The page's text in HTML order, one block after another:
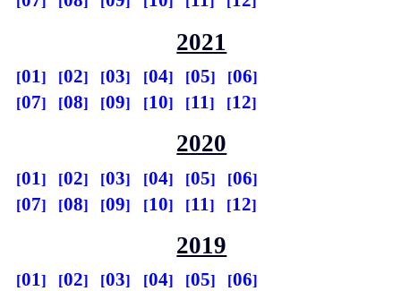
2021
01 02 03 04 05
06
07
08 09 10 11 12
2020
01 02 03 04 05
06
07
08 09 10 11 12
2019
01 02 03 04 05 06